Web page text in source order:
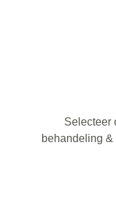
Selecteer
behandeling